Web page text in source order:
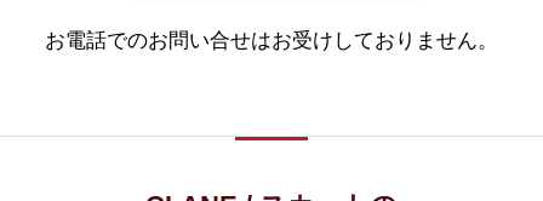
お電話でのお問い合せはお受けしておりません。